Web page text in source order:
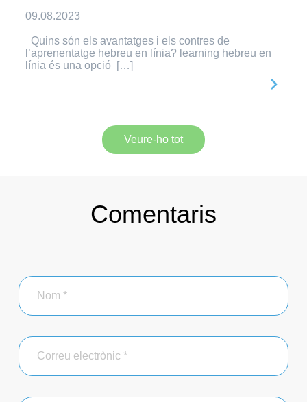
09.08.2023
Quins són els avantatges i els contres de
l’aprenentatge hebreu en línia? learning hebreu en
línia és una opció […]
Veure-ho tot
Comentaris